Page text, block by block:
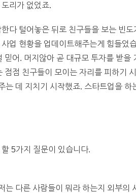
리가 없었죠.
다 털어놓은 뒤로 친구들을 보는 빈도
업 현황을 업데이트해주는게 힘들었
어. 머지않아 곧 대규모 투자를 받을
점 친구들이 모이는 자리를 피하기
데 지치기 시작했죠. 스타트업을 하
5가지 질문이 있습니다.
는 다른 사람들이 뭐라 하는지 외부의